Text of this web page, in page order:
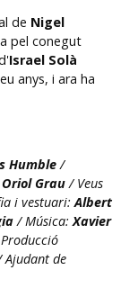
de Nigel
pel conegut
Israel Solà
anys, i ara ha
Humble/
Grau/ Veus
i vestuari:Albert
/ Música:Xavier
Ajudant de